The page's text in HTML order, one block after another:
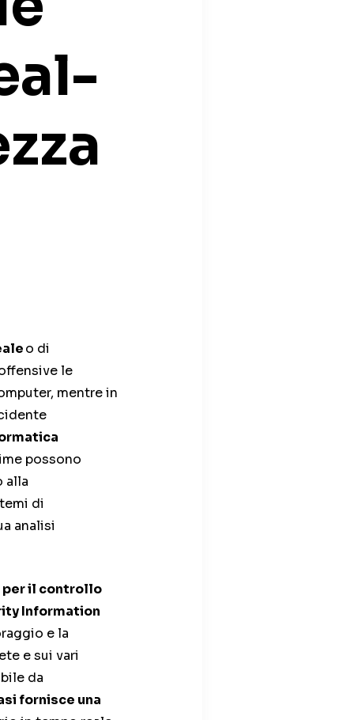
o di
le
mentre in
possono
alla
di
analisi
il controllo
Information
e la
e sui vari
da
fornisce una